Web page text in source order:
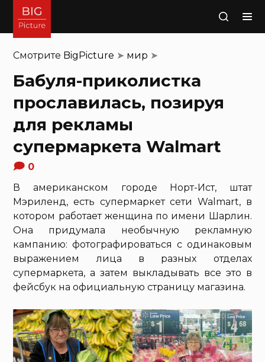
Поиск
Смотрите BigPicture ➤ мир ➤
Бабуля-приколистка
прославилась, позируя
для рекламы
супермаркета Walmart
0
В американском городе Норт-Ист, штат
Мэриленд, есть супермаркет сети Walmart, в
котором работает женщина по имени Шарлин.
Она придумала необычную рекламную
кампанию: фотографироваться с одинаковым
выражением лица в разных отделах
супермаркета, а затем выкладывать все это в
фейсбук на официальную страницу магазина.